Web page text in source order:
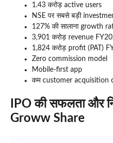
1.43 करोड़ active users
NSE पर सबसे बड़ी
127% की सालाना growth
3,901 करोड़ revenue
1,824 करोड़ profit (PAT)
Zero commission model
Mobile-first app
कम customer acquisition
IPO की सफलता और
Groww Share